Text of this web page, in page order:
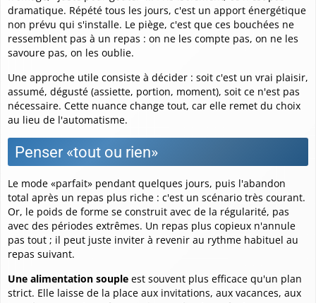
dramatique. Répété tous les jours, c'est un apport énergétique
non prévu qui s'installe. Le piège, c'est que ces bouchées ne
ressemblent pas à un repas : on ne les compte pas, on ne les
savoure pas, on les oublie.
Une approche utile consiste à décider : soit c'est un vrai plaisir,
assumé, dégusté (assiette, portion, moment), soit ce n'est pas
nécessaire. Cette nuance change tout, car elle remet du choix
au lieu de l'automatisme.
Penser «tout ou rien»
Le mode «parfait» pendant quelques jours, puis l'abandon
total après un repas plus riche : c'est un scénario très courant.
Or, le poids de forme se construit avec de la régularité, pas
avec des périodes extrêmes. Un repas plus copieux n'annule
pas tout ; il peut juste inviter à revenir au rythme habituel au
repas suivant.
Une alimentation souple est souvent plus efficace qu'un plan
strict. Elle laisse de la place aux invitations, aux vacances, aux